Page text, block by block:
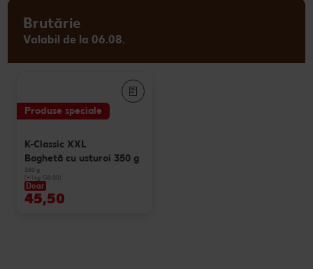
Brutărie
Valabil de la 06.08.
Produse speciale
K-Classic XXL
Baghetă cu usturoi 350 g
350 g
(=1 kg 130.00)
Doar
45,50